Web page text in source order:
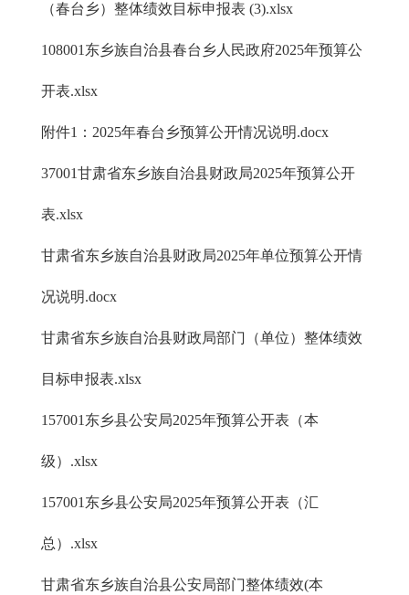
（春台乡）整体绩效目标申报表 (3).xlsx
108001东乡族自治县春台乡人民政府2025年预算公
开表.xlsx
附件1：2025年春台乡预算公开情况说明.docx
37001甘肃省东乡族自治县财政局2025年预算公开
表.xlsx
甘肃省东乡族自治县财政局2025年单位预算公开情
况说明.docx
甘肃省东乡族自治县财政局部门（单位）整体绩效
目标申报表.xlsx
157001东乡县公安局2025年预算公开表（本
级）.xlsx
157001东乡县公安局2025年预算公开表（汇
总）.xlsx
甘肃省东乡族自治县公安局部门整体绩效(本